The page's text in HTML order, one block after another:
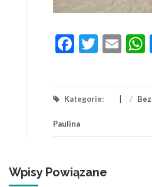
Facebook
Kategorie: /
Paulina
Wpisy Powiązane